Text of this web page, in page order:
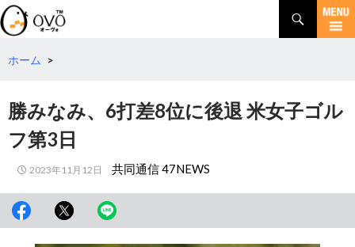
検
索
コ
テホーム >
勝みなみ、6打差8位に後退 米女子ゴル
フ第3日
2023年11月12日 共同通信 47NEWS